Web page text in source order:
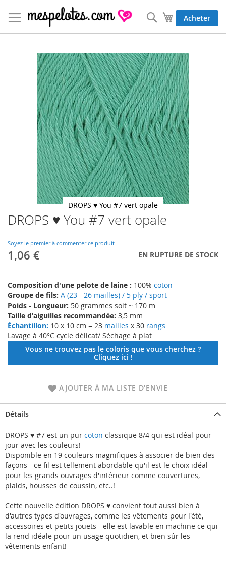
au
contenu
Mon panier
Acheter
Rechercher
DROPS ♥ You #7 vert opale
Soyez le premier à commenter ce produit
1,06 € EN RUPTURE DE STOCK
Composition d'une pelote de laine : 100% coton
Groupe de fils: A (23 - 26 mailles) / 5 ply / sport
Poids - Longueur: 50 grammes soit ~ 170 m
Taille d'aiguilles recommandée: 3,5 mm
Échantillon: 10 x 10 cm = 23 mailles x 30 rangs
Lavage à 40°C cycle délicat/ Séchage à plat
Vous ne trouvez pas le coloris que vous cherchez ?
Cliquez ici !
AJOUTER À MA LISTE D’ENVIE
DROPS ♥ You #7 vert opale
Skip
to
beginning
of
the
gallery
Détails
DROPS ♥ #7 est un pur coton classique 8/4 qui est idéal pour
jour avec les couleurs!
Disponible en 19 couleurs magnifiques à associer de bien des
façons - ce fil est tellement abordable qu'il est le choix idéal
pour les grands ouvrages d'intérieur comme couvertures,
plaids, housses de coussin, etc..!
Cette nouvelle édition DROPS ♥ convient tout aussi bien à
d'autres types d'ouvrages, comme les vêtements pour l'été,
accessoires et petits jouets - elle est lavable en machine ce qui
la rend idéale pour un usage quotidien, et bien sûr les
vêtements enfant!